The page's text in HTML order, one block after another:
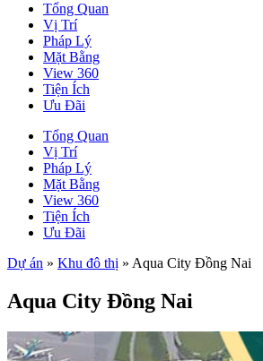
Tổng Quan
Vị Trí
Pháp Lý
Mặt Bằng
View 360
Tiện Ích
Ưu Đãi
Tổng Quan
Vị Trí
Pháp Lý
Mặt Bằng
View 360
Tiện Ích
Ưu Đãi
Dự án » Khu đô thị » Aqua City Đồng Nai
Aqua City Đồng Nai